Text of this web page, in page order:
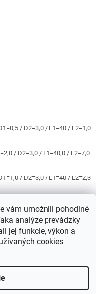
vám umožnili pohodlné
analýze prevádzky
jej funkcie, výkon a
cookies
/ D2=3,0 / L1=40 / L2=1,0
/ D2=3,0 / L1=40,0 / L2=7,0
/ D2=3,0 / L1=40 / L2=2,3
/ D2=3,0 / L1=40 / L2=9,0